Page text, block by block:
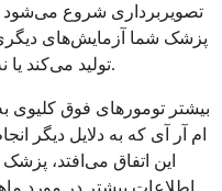
تصویربرداری شروع
پزشک شما آزمایش‌های دیگری
تولید می‌کند یا نه و ارزیابی ویژگی‌های آن انجام می‌دهد.
بیشتر تومورهای فوق
ام آر آی که به دلایل دیگر
این اتفاق می‌افتد،
اطلاعات بیشتر در مورد ماهیت و عملکرد تومور درخواست می‌کند.